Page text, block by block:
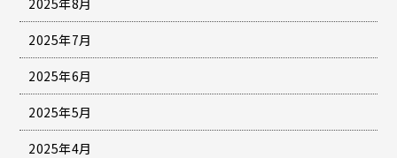
2025年7月
2025年6月
2025年5月
2025年4月